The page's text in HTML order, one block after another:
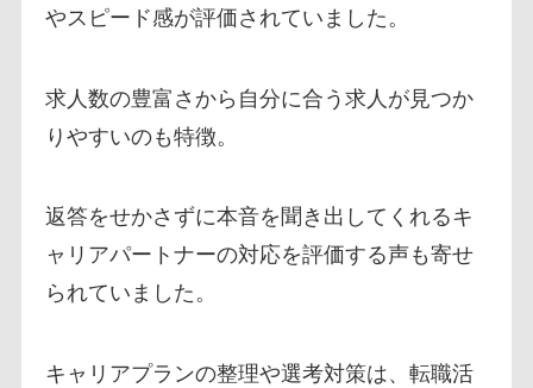
やスピード感が評価されていました。
求人数の豊富さから自分に合う求人が見つか
りやすいのも特徴。
返答をせかさずに本音を聞き出してくれるキ
ャリアパートナーの対応を評価する声も寄せ
られていました。
キャリアプランの整理や選考対策は、転職活